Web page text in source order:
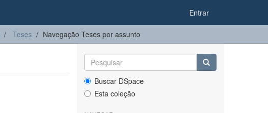
Entrar
Teses Navegação Teses por assunto
Buscar DSpace
Esta coleção